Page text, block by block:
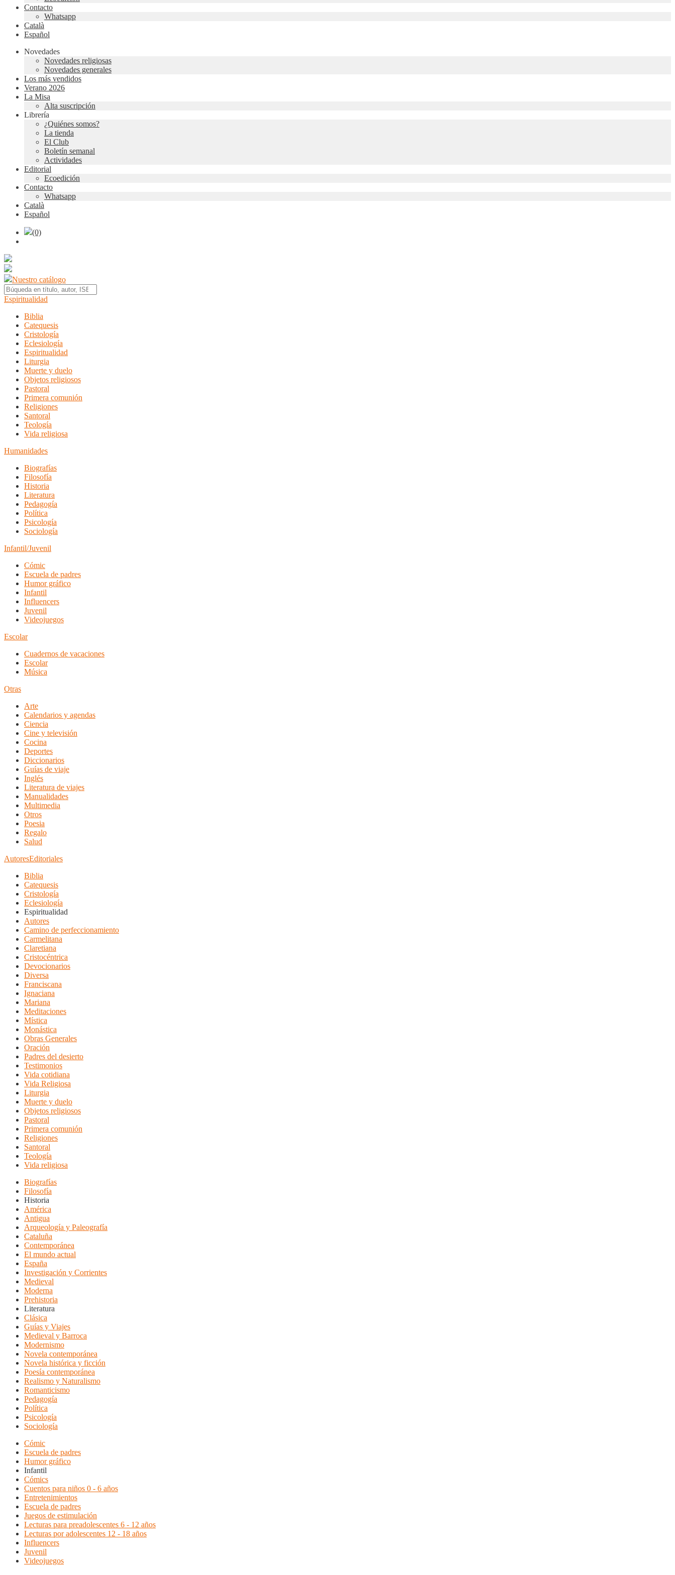
Contacto
Whatsapp
Català
Español
Novedades
Novedades religiosas
Novedades generales
Los más vendidos
Verano 2026
La Misa
Alta suscripción
Librería
¿Quiénes somos?
La tienda
El Club
Boletín semanal
Actividades
Editorial
Ecoedición
Contacto
Whatsapp
Català
Español
(0)
Nuestro catálogo
Espiritualidad
Biblia
Catequesis
Cristología
Eclesiología
Espiritualidad
Liturgia
Muerte y duelo
Objetos religiosos
Pastoral
Primera comunión
Religiones
Santoral
Teología
Vida religiosa
Humanidades
Biografías
Filosofía
Historia
Literatura
Pedagogía
Política
Psicología
Sociología
Infantil/Juvenil
Cómic
Escuela de padres
Humor gráfico
Infantil
Influencers
Juvenil
Videojuegos
Escolar
Cuadernos de vacaciones
Escolar
Música
Otras
Arte
Calendarios y agendas
Ciencia
Cine y televisión
Cocina
Deportes
Diccionarios
Guías de viaje
Inglés
Literatura de viajes
Manualidades
Multimedia
Otros
Poesia
Regalo
Salud
AutoresEditoriales
Biblia
Catequesis
Cristología
Eclesiología
Espiritualidad
Autores
Camino de perfeccionamiento
Carmelitana
Claretiana
Cristocéntrica
Devocionarios
Diversa
Franciscana
Ignaciana
Mariana
Meditaciones
Mística
Monástica
Obras Generales
Oración
Padres del desierto
Testimonios
Vida cotidiana
Vida Religiosa
Liturgia
Muerte y duelo
Objetos religiosos
Pastoral
Primera comunión
Religiones
Santoral
Teología
Vida religiosa
Biografías
Filosofía
Historia
América
Antigua
Arqueología y Paleografía
Cataluña
Contemporánea
El mundo actual
España
Investigación y Corrientes
Medieval
Moderna
Prehistoria
Literatura
Clásica
Guías y Viajes
Medieval y Barroca
Modernismo
Novela contemporánea
Novela histórica y ficción
Poesía contemporánea
Realismo y Naturalismo
Romanticismo
Pedagogía
Política
Psicología
Sociología
Cómic
Escuela de padres
Humor gráfico
Infantil
Cómics
Cuentos para niños 0 - 6 años
Entretenimientos
Escuela de padres
Juegos de estimulación
Lecturas para preadolescentes 6 - 12 años
Lecturas por adolescentes 12 - 18 años
Influencers
Juvenil
Videojuegos